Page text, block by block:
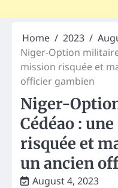
Home 2023
Niger-Option
mission risquée et
officier gambien
Niger-
Cédéao :
risquée et
un ancien
August 4, 2023